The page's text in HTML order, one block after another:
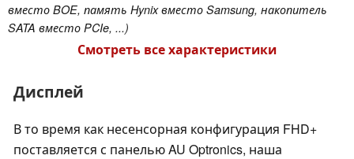
вместо BOE, память Hynix вместо Samsung, накопитель
SATA вместо PCIe, ...)
Смотреть все характеристики
Дисплей
В то время как несенсорная конфигурация FHD+
поставляется с панелью AU Optronics, наша